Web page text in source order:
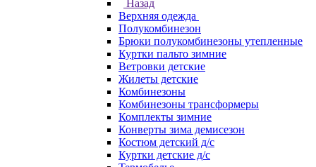
Назад
Верхняя одежда
Полукомбинезон
Брюки полукомбинезоны утепленные
Куртки пальто зимние
Ветровки детские
Жилеты детские
Комбинезоны
Комбинезоны трансформеры
Комплекты зимние
Конверты зима демисезон
Костюм детский д/с
Куртки детские д/с